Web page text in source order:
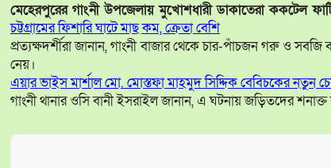
মেহেরপুরের গাংনী উপজেলায় মুখোশধারী ডাকাতেরা ককটেল
চট্টগ্রামের ফিশারি ঘাটে মাছ কম, ক্রেতা বেশি
প্রত্যক্ষদর্শীরা জানান, গাংনী বাজার থেকে চার-পাঁচজন গরু ও
নেয়।
এয়ার ভাইস মার্শাল মো. মোস্তফা মাহমুদ সিদ্দিক বেবিচকের নতুন
গাংনী থানার ওসি বানী ইসরাইল জানান, এ ঘটনায় জড়িতদের